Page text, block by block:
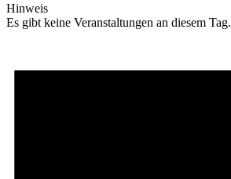
Hinweis
Es gibt keine Veranstaltungen an diesem Tag.